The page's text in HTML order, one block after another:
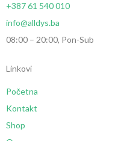
+387 61 540 010
info@alldys.ba
08:00 – 20:00, Pon-Sub
Linkovi
Početna
Kontakt
Shop